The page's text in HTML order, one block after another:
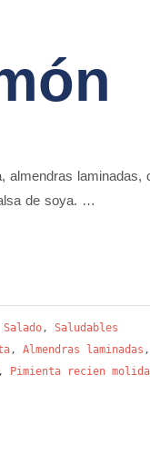
de soya. …
Salado, Saludables
, Almendras laminadas ,
, Pimienta recien molida